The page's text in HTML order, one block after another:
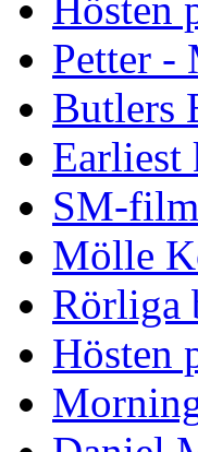
Petter -
Butlers
SM-
Mölle
Rörliga
Hösten